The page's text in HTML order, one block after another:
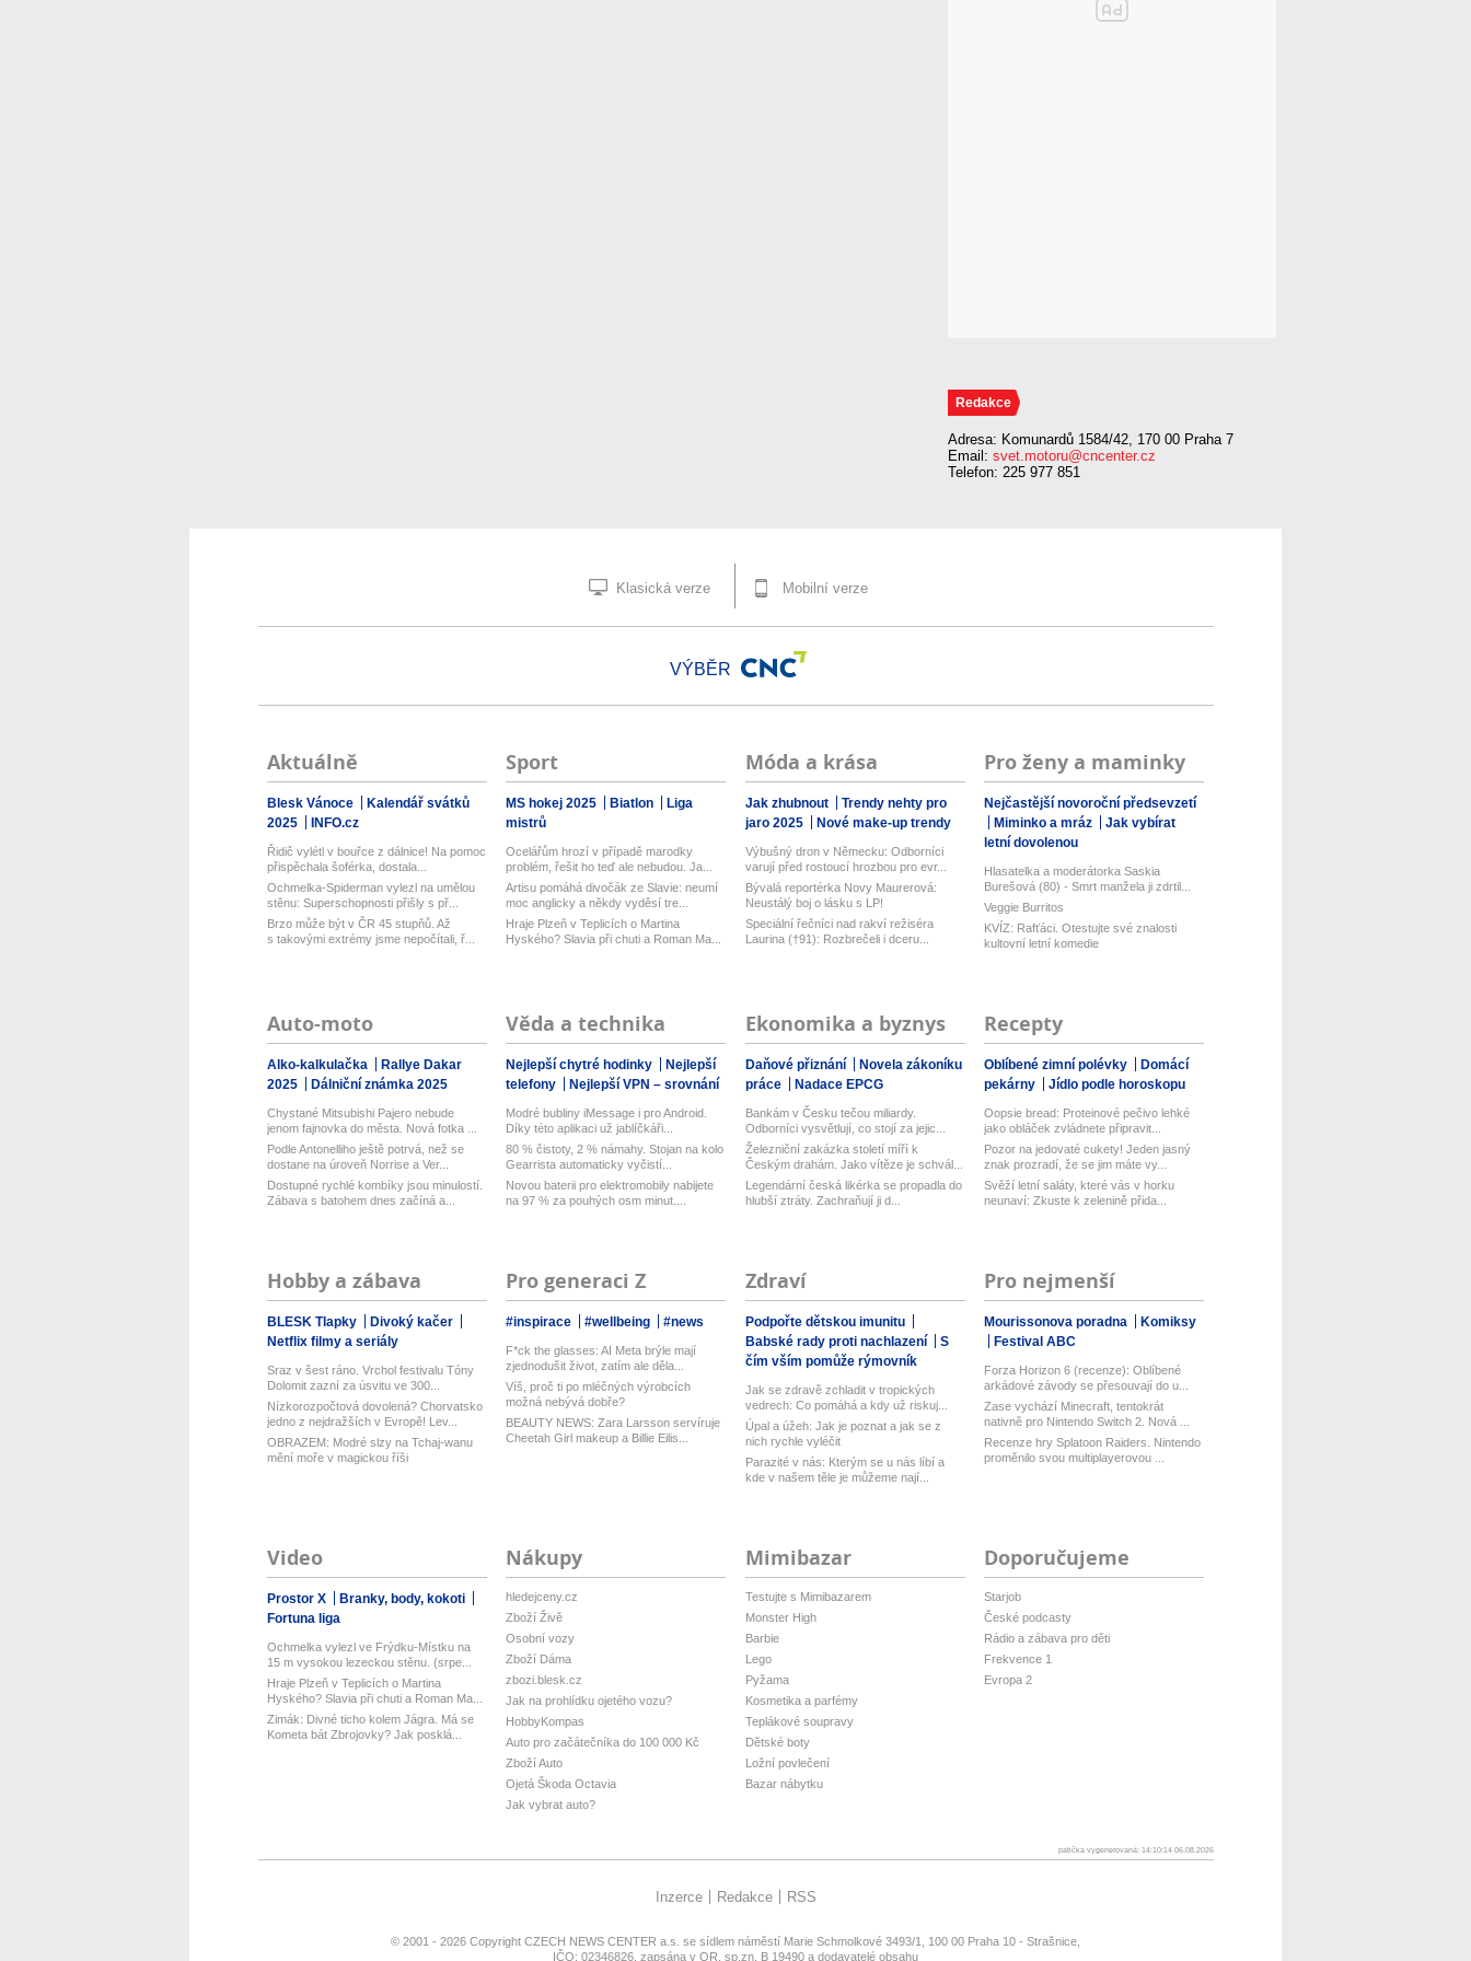
Redakce
Adresa: Komunardů 1584/42, 170 00 Praha 7
Email: svet.motoru@cncenter.cz
Telefon: 225 977 851
Klasická verze Mobilní verze
VÝBĚR
Aktuálně
Blesk Vánoce
Kalendář svátků
2025
INFO.cz
Řidič vylétl v bouřce z dálnice! Na pomoc
přispěchala šoférka, dostala...
Ochmelka-Spiderman vylezl na umělou
stěnu: Superschopnosti přišly s př...
Brzo může být v ČR 45 stupňů. Až
s takovými extrémy jsme nepočítali, ř...
Sport
MS hokej 2025 Biatlon
Liga
mistrů
Ocelářům hrozí v případě marodky
problém, řešit ho teď ale nebudou. Ja...
Artisu pomáhá divočák ze Slavie: neumí
moc anglicky a někdy vyděsí tre...
Hraje Plzeň v Teplicích o Martina
Hyského? Slavia při chuti a Roman Ma...
Móda a krása
Jak zhubnout
Trendy nehty pro
jaro 2025
Nové make-up trendy
Výbušný dron v Německu: Odborníci
varují před rostoucí hrozbou pro evr...
Bývalá reportérka Novy Maurerová:
Neustálý boj o lásku s LP!
Speciální řečníci nad rakví režiséra
Laurina (†91): Rozbrečeli i dceru...
Pro ženy a maminky
Nejčastější novoroční předsevzetí
Miminko a mráz
Jak vybírat
letní dovolenou
Hlasatelka a moderátorka Saskia
Burešová (80) - Smrt manžela ji zdrtil...
Veggie Burritos
KVÍZ: Rafťáci. Otestujte své znalosti
kultovní letní komedie
Auto-moto
Alko-kalkulačka
Rallye Dakar
2025
Dálniční známka 2025
Chystané Mitsubishi Pajero nebude
jenom fajnovka do města. Nová fotka ...
Podle Antonelliho ještě potrvá, než se
dostane na úroveň Norrise a Ver...
Dostupné rychlé kombíky jsou minulostí.
Zábava s batohem dnes začíná a...
Věda a technika
Nejlepší chytré hodinky
Nejlepší
telefony
Nejlepší VPN – srovnání
Modré bubliny iMessage i pro Android.
Díky této aplikaci už jablíčkáři...
80 % čistoty, 2 % námahy. Stojan na kolo
Gearrista automaticky vyčistí...
Novou baterii pro elektromobily nabijete
na 97 % za pouhých osm minut....
Ekonomika a byznys
Daňové přiznání
Novela zákoníku
práce
Nadace EPCG
Bankám v Česku tečou miliardy.
Odborníci vysvětlují, co stojí za jejic...
Železniční zakázka století míří k
Českým drahám. Jako vítěze je schvál...
Legendární česká likérka se propadla do
hlubší ztráty. Zachraňují ji d...
Recepty
Oblíbené zimní polévky
Domácí
pekárny
Jídlo podle horoskopu
Oopsie bread: Proteinové pečivo lehké
jako obláček zvládnete připravit...
Pozor na jedovaté cukety! Jeden jasný
znak prozradí, že se jim máte vy...
Svěží letní saláty, které vás v horku
neunaví: Zkuste k zelenině přida...
Hobby a zábava
BLESK Tlapky
Divoký kačer
Netflix filmy a seriály
Sraz v šest ráno. Vrchol festivalu Tóny
Dolomit zazní za úsvitu ve 300...
Nízkorozpočtová dovolená? Chorvatsko
jedno z nejdražších v Evropě! Lev...
OBRAZEM: Modré slzy na Tchaj-wanu
mění moře v magickou říši
Pro generaci Z
#inspirace #wellbeing #news
F*ck the glasses: AI Meta brýle mají
zjednodušit život, zatím ale děla...
Víš, proč ti po mléčných výrobcích
možná nebývá dobře?
BEAUTY NEWS: Zara Larsson servíruje
Cheetah Girl makeup a Billie Eilis...
Zdraví
Podpořte dětskou imunitu
Babské rady proti nachlazení
S
čím vším pomůže rýmovník
Jak se zdravě zchladit v tropických
vedrech: Co pomáhá a kdy už riskuj...
Úpal a úžeh: Jak je poznat a jak se z
nich rychle vyléčit
Parazité v nás: Kterým se u nás líbí a
kde v našem těle je můžeme nají...
Pro nejmenší
Mourissonova poradna
Komiksy
Festival ABC
Forza Horizon 6 (recenze): Oblíbené
arkádové závody se přesouvají do u...
Zase vychází Minecraft, tentokrát
nativně pro Nintendo Switch 2. Nová ...
Recenze hry Splatoon Raiders. Nintendo
proměnilo svou multiplayerovou ...
Video
Prostor X
Branky, body, kokoti
Fortuna liga
Ochmelka vylezl ve Frýdku-Místku na
15 m vysokou lezeckou stěnu. (srpe...
Hraje Plzeň v Teplicích o Martina
Hyského? Slavia při chuti a Roman Ma...
Zimák: Divné ticho kolem Jágra. Má se
Kometa bát Zbrojovky? Jak posklá...
Nákupy
hledejceny.cz
Zboží Živě
Osobní vozy
Zboží Dáma
zbozi.blesk.cz
Jak na prohlídku ojetého vozu?
HobbyKompas
Auto pro začátečníka do 100 000 Kč
Zboží Auto
Ojetá Škoda Octavia
Jak vybrat auto?
Mimibazar
Testujte s Mimibazarem
Monster High
Barbie
Lego
Pyžama
Kosmetika a parfémy
Teplákové soupravy
Dětské boty
Ložní povlečení
Bazar nábytku
Doporučujeme
Starjob
České podcasty
Rádio a zábava pro děti
Frekvence 1
Evropa 2
patička vygenerovaná: 14:10:14 06.08.2026
Inzerce Redakce RSS
© 2001 - 2026 Copyright CZECH NEWS CENTER a.s. se sídlem náměstí Marie Schmolkové 3493/1, 100 00 Praha 10 - Strašnice,
IČO: 02346826, zapsána v OR, sp.zn. B 19490 a dodavatelé obsahu